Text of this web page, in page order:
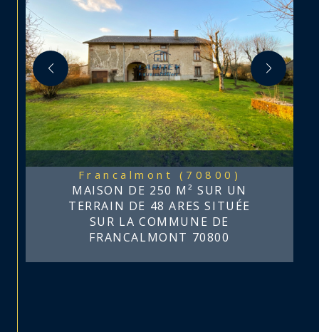
Francalmont (70800)
MAISON DE 250 M² SUR UN
TERRAIN DE 48 ARES SITUÉE
SUR LA COMMUNE DE
FRANCALMONT 70800